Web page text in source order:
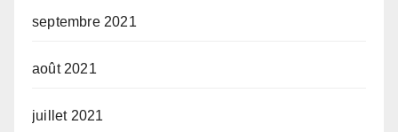
septembre 2021
août 2021
juillet 2021